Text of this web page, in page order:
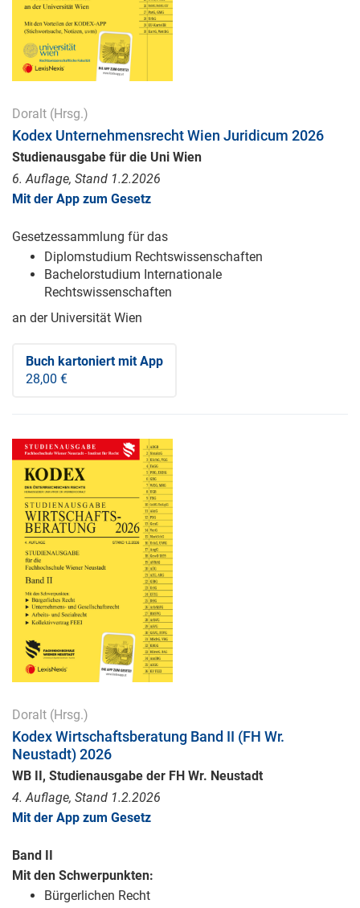
Doralt (Hrsg.)
Kodex Unternehmensrecht Wien Juridicum 2026
Studienausgabe für die Uni Wien
6. Auflage, Stand 1.2.2026
Mit der App zum Gesetz
Gesetzessammlung für das
Diplomstudium Rechtswissenschaften
Bachelorstudium Internationale
Rechtswissenschaften
an der Universität Wien
Buch kartoniertmit App
28,00 €
Doralt (Hrsg.)
Kodex Wirtschaftsberatung Band II (FH Wr.
Neustadt) 2026
WB II, Studienausgabe der FH Wr. Neustadt
4. Auflage, Stand 1.2.2026
Mit der App zum Gesetz
Band II
Mit den Schwerpunkten:
Bürgerlichen Recht